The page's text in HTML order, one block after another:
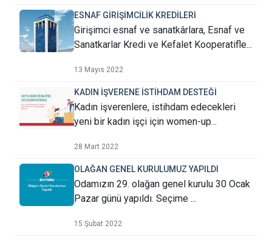
ESNAF GİRİŞİMCİLİK KREDİLERİ
Girişimci esnaf ve sanatkârlara, Esnaf ve
Sanatkarlar Kredi ve Kefalet Kooperatifle...
13 Mayıs 2022
KADIN İŞVERENE İSTİHDAM DESTEĞİ
Kadın işverenlere, istihdam edecekleri
yeni bir kadın işçi için women-up...
28 Mart 2022
OLAĞAN GENEL KURULUMUZ YAPILDI
Odamızın 29. olağan genel kurulu 30 Ocak
Pazar günü yapıldı. Seçime ...
15 Şubat 2022